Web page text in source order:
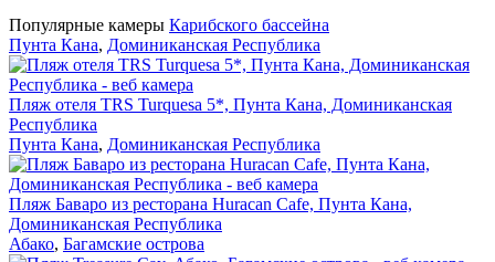
Популярные камеры Карибского бассейна
Пунта Кана, Доминиканская Республика
Пляж отеля TRS Turquesa 5*, Пунта Кана, Доминиканская
Республика
Пунта Кана, Доминиканская Республика
Пляж Баваро из ресторана Huracan Cafe, Пунта Кана,
Доминиканская Республика
Абако, Багамские острова